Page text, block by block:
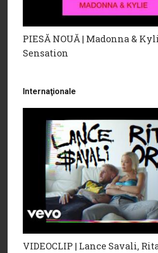
PIESĂ NOUĂ | Madonna &
Sensation
Internaţionale
VIDEOCLIP | Lance Savali,